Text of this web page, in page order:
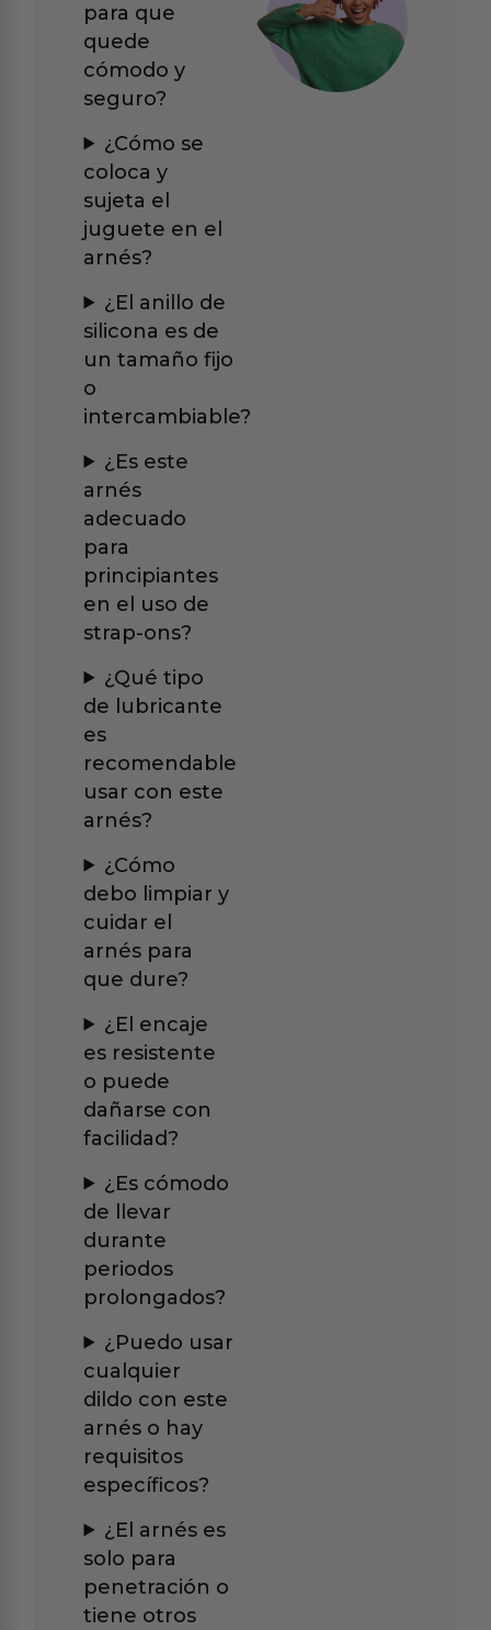
para que
quede
cómodo y
seguro?
¿Cómo se
coloca y
sujeta el
juguete en el
arnés?
¿El anillo de
silicona es de
un tamaño fijo
o
intercambiable?
¿Es este
arnés
adecuado
para
principiantes
en el uso de
strap-ons?
¿Qué tipo
de lubricante
es
recomendable
usar con este
arnés?
¿Cómo
debo limpiar y
cuidar el
arnés para
que dure?
¿El encaje
es resistente
o puede
dañarse con
facilidad?
¿Es cómodo
de llevar
durante
periodos
prolongados?
¿Puedo usar
cualquier
dildo con este
arnés o hay
requisitos
específicos?
¿El arnés es
solo para
penetración o
tiene otros